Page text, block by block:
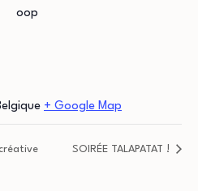
+ Google Map
oop
SOIRÉE TALAPATAT !